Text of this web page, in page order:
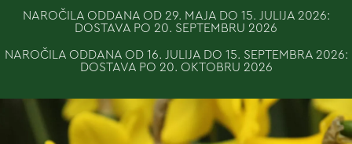
NAROČILA ODDANA OD 29. MAJA DO 15. JULIJA 2026:
DOSTAVA PO 20. SEPTEMBRU 2026
NAROČILA ODDANA OD 16. JULIJA DO 15. SEPTEMBRA 2026:
DOSTAVA PO 20. OKTOBRU 2026